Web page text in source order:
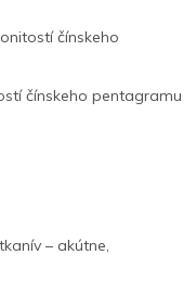
čínskeho
čínskeho pentagramu
– akútne,